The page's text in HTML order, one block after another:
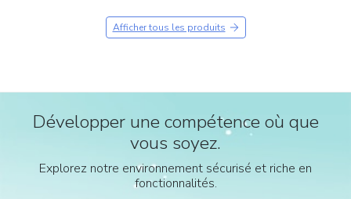
Afficher tous les produits
Développer une compétence où que
vous soyez.
Explorez notre environnement sécurisé et riche en
fonctionnalités.